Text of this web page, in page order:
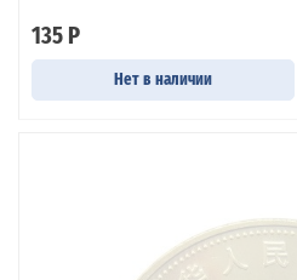
135 Р
Нет в наличии